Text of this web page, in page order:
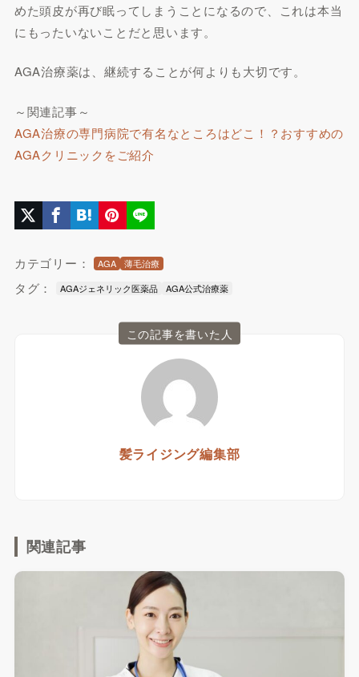
めた頭皮が再び眠ってしまうことになるので、これは本当
にもったいないことだと思います。
AGA治療薬は、継続することが何よりも大切です。
～関連記事～
AGA治療の専門病院で有名なところはどこ！？おすすめの
AGAクリニックをご紹介
カテゴリー： AGA 薄毛治療
タグ： AGAジェネリック医薬品 AGA公式治療薬
この記事を書いた人
髪ライジング編集部
関連記事